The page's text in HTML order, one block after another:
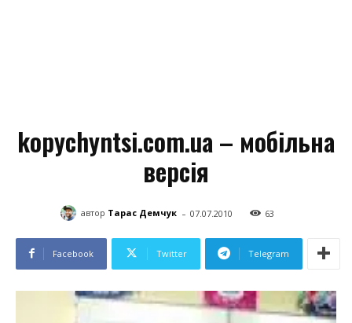
kopychyntsi.com.ua – мобільна
версія
автор Тарас Демчук - 07.07.2010 63
Facebook Twitter Telegram